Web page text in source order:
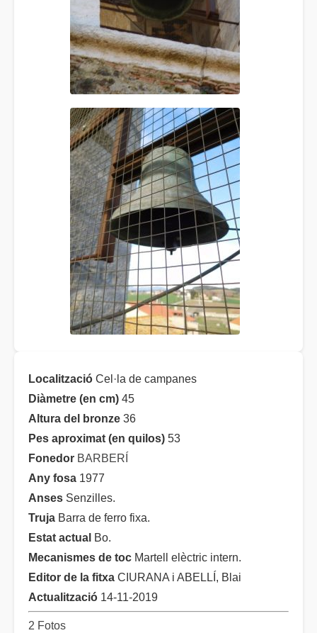
Localització Cel·la de campanes
Diàmetre (en cm) 45
Altura del bronze 36
Pes aproximat (en quilos) 53
Fonedor BARBERÍ
Any fosa 1977
Anses Senzilles.
Truja Barra de ferro fixa.
Estat actual Bo.
Mecanismes de toc Martell elèctric intern.
Editor de la fitxa CIURANA i ABELLÍ, Blai
Actualització 14-11-2019
2 Fotos